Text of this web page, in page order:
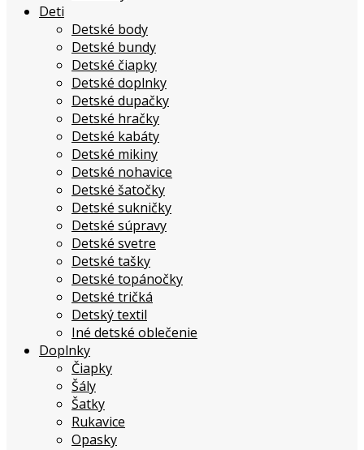
Deti
Detské body
Detské bundy
Detské čiapky
Detské doplnky
Detské dupačky
Detské hračky
Detské kabáty
Detské mikiny
Detské nohavice
Detské šatočky
Detské sukničky
Detské súpravy
Detské svetre
Detské tašky
Detské topánočky
Detské tričká
Detský textil
Iné detské oblečenie
Doplnky
Čiapky
Šály
Šatky
Rukavice
Opasky